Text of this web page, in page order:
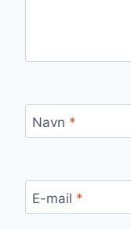
Navn *
E-mail *